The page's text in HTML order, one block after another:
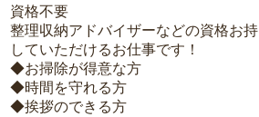
資格不要
整理収納アドバイザーなどの資格お
していただけるお仕事です！
◆お掃除が得意な方
◆時間を守れる方
◆挨拶のできる方